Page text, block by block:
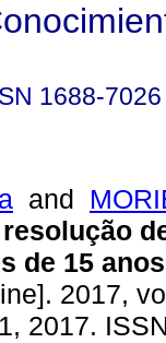
1688-7026
and
de 15
2017,
2017.